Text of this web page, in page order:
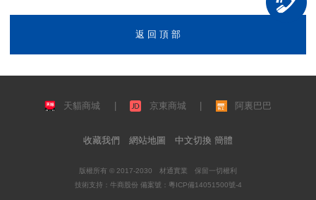
返 回 頂 部
天貓商城 京東商城 阿裏巴巴
收藏我們 網站地圖 中文切換 簡體
版權所有 © 2017-2030 材通實業 保留一切權利
技術支持： 牛商股份 備案號： 粵ICP備14051500號-4